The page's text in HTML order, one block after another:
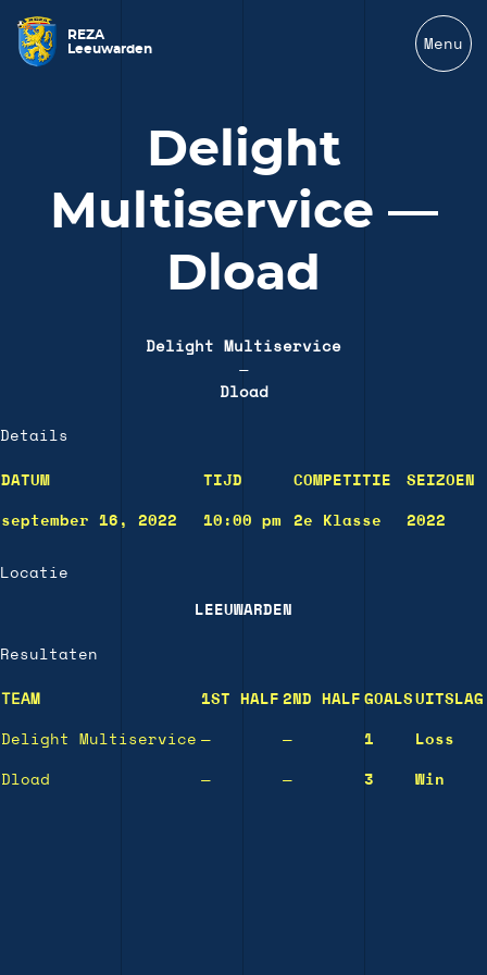
REZA
Leeuwarden
Menu
Delight
Multiservice —
Dload
Delight Multiservice
—
Dload
Details
DATUM TIJD COMPETITIE SEIZOEN
september 16, 2022 10:00 pm 2e Klasse 2022
Locatie
LEEUWARDEN
Resultaten
TEAM 1ST HALF 2ND HALF GOALS UITSLAG
Delight Multiservice — — 1 Loss
Dload — — 3 Win